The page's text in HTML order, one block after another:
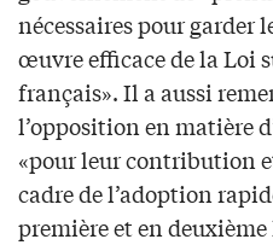
nécessaires pour garder
œuvre efficace de la Loi
français». Il a aussi
l’opposition en matière
«pour leur contribution
cadre de l’adoption
première et en deuxième